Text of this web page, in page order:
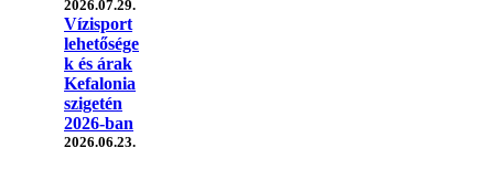
2026.07.29.
Vízisport
lehetősége
k és árak
Kefalonia
szigetén
2026-ban
2026.06.23.